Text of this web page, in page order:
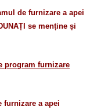
de furnizare a apei
se menține și
program furnizare
furnizare a apei